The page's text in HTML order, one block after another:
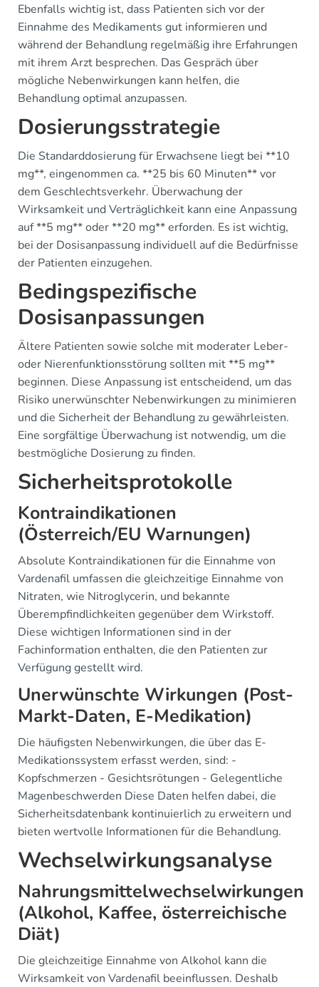
Ebenfalls wichtig ist, dass Patienten sich vor der
Einnahme des Medikaments gut informieren und
während der Behandlung regelmäßig ihre Erfahrungen
mit ihrem Arzt besprechen. Das Gespräch über
mögliche Nebenwirkungen kann helfen, die
Behandlung optimal anzupassen.
Dosierungsstrategie
Die Standarddosierung für Erwachsene liegt bei **10
mg**, eingenommen ca. **25 bis 60 Minuten** vor
dem Geschlechtsverkehr. Überwachung der
Wirksamkeit und Verträglichkeit kann eine Anpassung
auf **5 mg** oder **20 mg** erforden. Es ist wichtig,
bei der Dosisanpassung individuell auf die Bedürfnisse
der Patienten einzugehen.
Bedingspezifische
Dosisanpassungen
Ältere Patienten sowie solche mit moderater Leber-
oder Nierenfunktionsstörung sollten mit **5 mg**
beginnen. Diese Anpassung ist entscheidend, um das
Risiko unerwünschter Nebenwirkungen zu minimieren
und die Sicherheit der Behandlung zu gewährleisten.
Eine sorgfältige Überwachung ist notwendig, um die
bestmögliche Dosierung zu finden.
Sicherheitsprotokolle
Kontraindikationen
(Österreich/EU Warnungen)
Absolute Kontraindikationen für die Einnahme von
Vardenafil umfassen die gleichzeitige Einnahme von
Nitraten, wie Nitroglycerin, und bekannte
Überempfindlichkeiten gegenüber dem Wirkstoff.
Diese wichtigen Informationen sind in der
Fachinformation enthalten, die den Patienten zur
Verfügung gestellt wird.
Unerwünschte Wirkungen (Post-
Markt-Daten, E-Medikation)
Die häufigsten Nebenwirkungen, die über das E-
Medikationssystem erfasst werden, sind: -
Kopfschmerzen - Gesichtsrötungen - Gelegentliche
Magenbeschwerden Diese Daten helfen dabei, die
Sicherheitsdatenbank kontinuierlich zu erweitern und
bieten wertvolle Informationen für die Behandlung.
Wechselwirkungsanalyse
Nahrungsmittelwechselwirkungen
(Alkohol, Kaffee, österreichische
Diät)
Die gleichzeitige Einnahme von Alkohol kann die
Wirksamkeit von Vardenafil beeinflussen. Deshalb